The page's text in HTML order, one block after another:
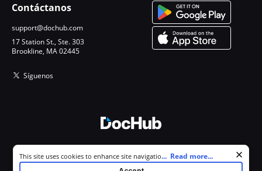
Contáctanos
support@dochub.com
17 Station St., Ste. 303
Brookline, MA 02445
Síguenos
Todos los derechos reservados.
Cookie consent notice
This site uses cookies to enhance site navigation and personalize
your experience. By using this site you agree to our use of cookies as
... Read more...